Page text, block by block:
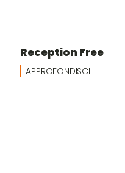
Reception Free
APPROFONDISCI